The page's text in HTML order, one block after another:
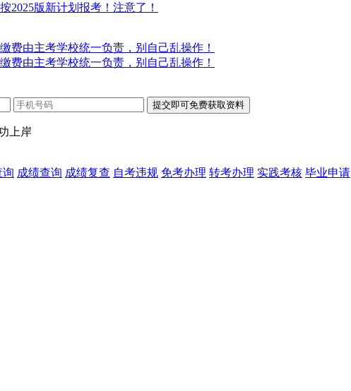
2025版新计划报考！注意了！
费由主考学校统一负责，别自己乱操作！
费由主考学校统一负责，别自己乱操作！
上岸
询 成绩查询 成绩复查 自考违规 免考办理 转考办理 实践考核 毕业申请